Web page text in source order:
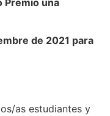
Premio una
de 2021 para
as estudiantes y